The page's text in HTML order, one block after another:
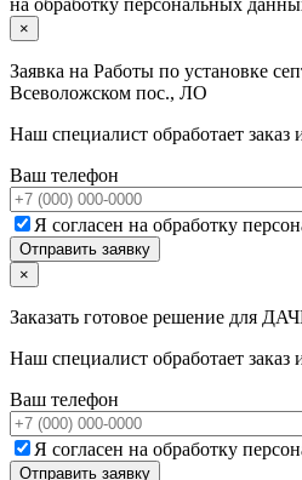
×
Заявка на Работы по установке
Всеволожском пос., ЛО
Наш специалист обработает заказ
Ваш телефон
Я согласен на обработку
×
Заказать готовое решение для
Наш специалист обработает заказ
Ваш телефон
Я согласен на обработку